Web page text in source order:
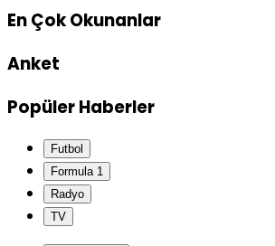
En Çok Okunanlar
Anket
Popüler Haberler
Futbol
Formula 1
Radyo
TV